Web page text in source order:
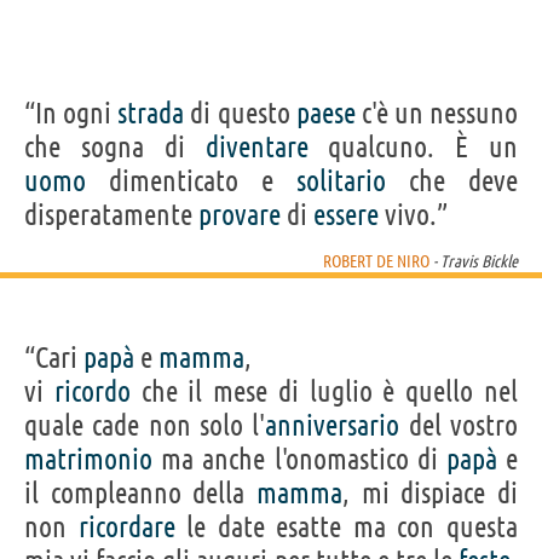
“In ogni strada di questo paesec'è un nessuno
che sogna di diventarequalcuno. È un
uomo dimenticato e solitario che deve
disperatamente provare di esserevivo.”
ROBERT DE NIRO - Travis Bickle
“Cari papà e mamma,
vi ricordo che il mese di luglio è quello nel
quale cade non solo l'anniversario del vostro
matrimonio ma anche l'onomastico di papà e
il compleanno della mamma, mi dispiace di
non ricordarele date esatte ma con questa